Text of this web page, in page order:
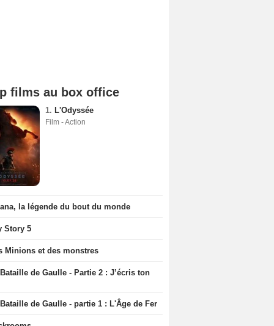
films au box office
1. L'Odyssée
Film - Action
la légende du bout du monde
Story 5
Minions et des monstres
de Gaulle - Partie 2 : J’écris ton
de Gaulle - partie 1 : L'Âge de Fer